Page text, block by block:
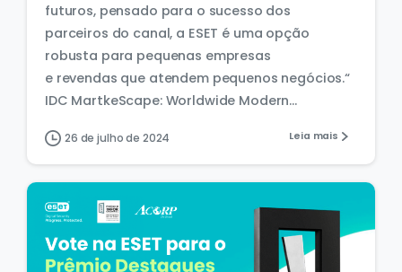
futuros, pensado para o sucesso dos
parceiros do canal, a ESET é uma opção
robusta para pequenas empresas
e revendas que atendem pequenos negócios.“
IDC MartkeScape: Worldwide Modern...
26 de julho de 2024 Leia mais